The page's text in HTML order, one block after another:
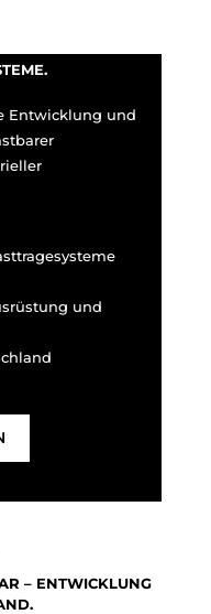
Entwicklung und
und
– ENTWICKLUNG